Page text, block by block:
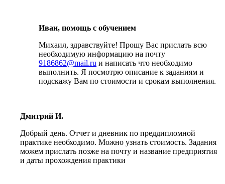
Иван, помощь с обучением
Михаил, здравствуйте! Прошу Вас прислать всю
необходимую информацию на почту
9186862@mail.ru и написать что необходимо
выполнить. Я посмотрю описание к заданиям и
подскажу Вам по стоимости и срокам выполнения.
Дмитрий И.
Добрый день. Отчет и дневник по преддипломной
практике необходимо. Можно узнать стоимость. Задания
можем прислать позже на почту и название предприятия
и даты прохождения практики